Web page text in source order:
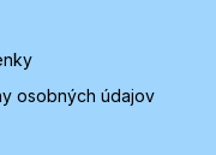
osobných údajov